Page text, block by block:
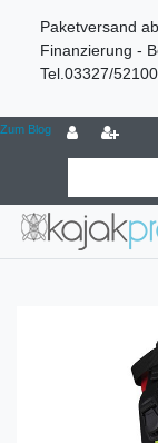
Paketversand
Finanzierung -
Tel.03327/
Zum Blog